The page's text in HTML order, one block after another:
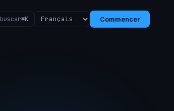
buscar⌘K Commencer